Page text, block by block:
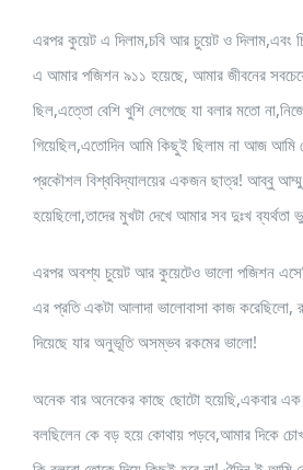
এরপর কুয়েট এ দিলাম,চবি আর চুয়েট ও দিলাম,এবং
এ আমার পজিশন ৯১১ হয়েছে, আমার জীবনের
ছিল,এত্তো বেশি খুশি লেগেছে যা বলার মতো
গিয়েছিল,এতোদিন আমি কিছুই ছিলাম না আজ আমি
প্রকৌশল বিশ্ববিদ্যালয়ের একজন ছাত্র! আব্বু
হয়েছিলো,তাদের মুখটা দেখে আমার সব দুঃখ ব্যর্থতা
এরপর অবশ্য চুয়েট আর কুয়েটেও ভালো পজিশন
এর প্রতি একটা আলাদা ভালোবাসা কাজ করেছিলো,
দিয়েছে যার অনুভূতি অসম্ভব রকমের ভালো!
অনেক বার অনেকের কাছে ছোটো হয়েছি,একবার
বলছিলেন কে বড় হয়ে কোথায় পড়বে,আমার দিকে